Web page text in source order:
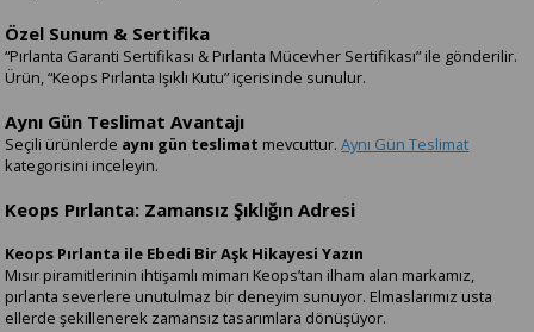
Özel Sunum & Sertifika
“Pırlanta Garanti Sertifikası & Pırlanta Mücevher Sertifikası” ile gönderilir.
Ürün, “Keops Pırlanta Işıklı Kutu” içerisinde sunulur.
Aynı Gün Teslimat Avantajı
Seçili ürünlerde aynı gün teslimat mevcuttur.Aynı Gün Teslimat
kategorisini inceleyin.
Keops Pırlanta: Zamansız Şıklığın Adresi
Keops Pırlanta ile Ebedi Bir Aşk Hikayesi Yazın
Mısır piramitlerinin ihtişamlı mimarı Keops’tan ilham alan markamız,
pırlanta severlere unutulmaz bir deneyim sunuyor. Elmaslarımız usta
ellerde şekillenerek zamansız tasarımlara dönüşüyor.